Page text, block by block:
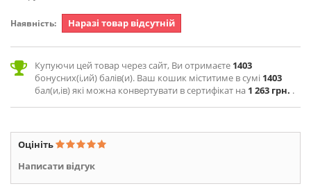
Наявність: Наразі товар відсутній
Купуючи цей товар через сайт, Ви отримаєте 1403
бонусних(і,ий) балів(и). Ваш кошик міститиме в сумі 1403
бал(и,ів) які можна конвертувати в сертифікат на 1 263 грн. .
Оцініть
Написати відгук